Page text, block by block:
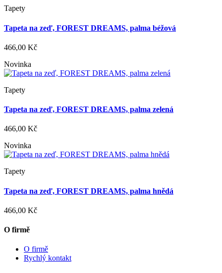
Tapety
Tapeta na zeď, FOREST DREAMS, palma béžová
466,00 Kč
Novinka
Tapety
Tapeta na zeď, FOREST DREAMS, palma zelená
466,00 Kč
Novinka
Tapety
Tapeta na zeď, FOREST DREAMS, palma hnědá
466,00 Kč
O firmě
O firmě
Rychlý kontakt